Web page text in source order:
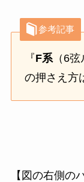
参考記事
『F系 （6
の押さえ方
【図の右側の